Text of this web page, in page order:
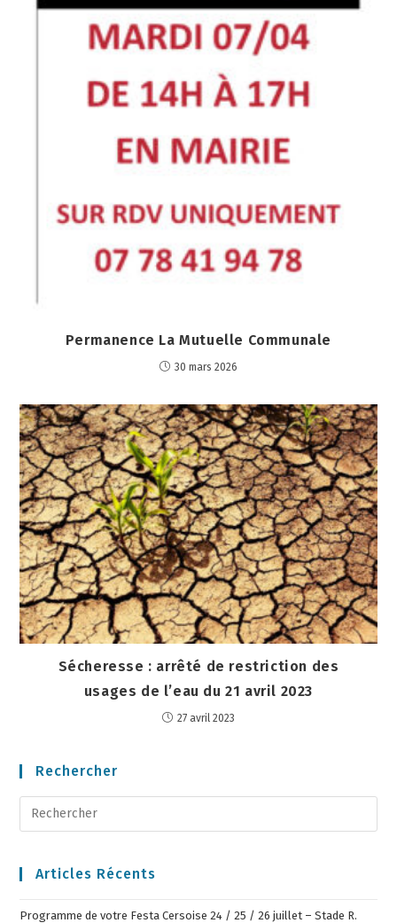
Permanence La Mutuelle Communale
30 mars 2026
Sécheresse : arrêté de restriction des
usages de l’eau du 21 avril 2023
27 avril 2023
Rechercher
Articles Récents
Programme de votre Festa Cersoise 24 / 25 / 26 juillet – Stade R.